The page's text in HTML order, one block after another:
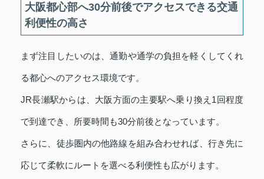
大阪都心部へ30分前後でアクセスできる交通
利便性の高さ
まず注目したいのは、通勤や通学の負担を軽くしてくれ
る都心へのアクセス環境です。
JR長瀬駅からは、大阪方面の主要駅へ乗り換え1回程度
で到達でき、所要時間も30分前後となっています。
さらに、徒歩圏内の他路線を組み合わせれば、行き先に
応じて柔軟にルートを選べる利便性も広がります。